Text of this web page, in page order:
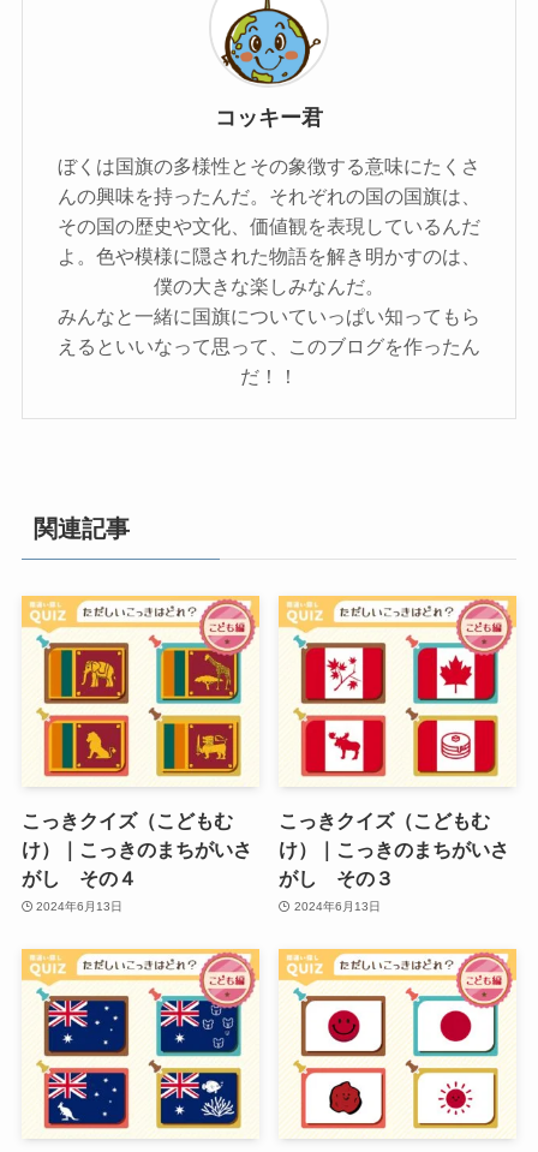
コッキー君
ぼくは国旗の多様性とその象徴する意味にたくさ
んの興味を持ったんだ。それぞれの国の国旗は、
その国の歴史や文化、価値観を表現しているんだ
よ。色や模様に隠された物語を解き明かすのは、
僕の大きな楽しみなんだ。
みんなと一緒に国旗についていっぱい知ってもら
えるといいなって思って、このブログを作ったん
だ！！
関連記事
こっきクイズ（こどもむ
け）｜こっきのまちがいさ
がし その４
2024年6月13日
こっきクイズ（こどもむ
け）｜こっきのまちがいさ
がし その３
2024年6月13日